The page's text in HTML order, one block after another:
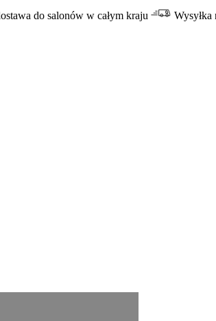
do salonów w całym kraju